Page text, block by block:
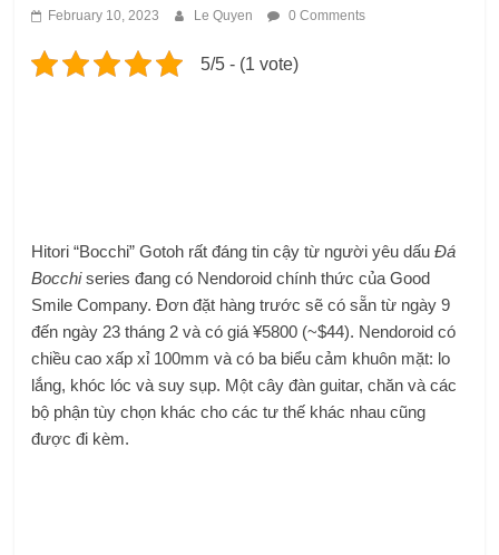
February 10, 2023 Le Quyen 0 Comments
5/5 - (1 vote)
Hitori “Bocchi” Gotoh rất đáng tin cậy từ người yêu dấuĐá
Bocchiseries đang có Nendoroid chính thức của Good
Smile Company. Đơn đặt hàng trước sẽ có sẵn từ ngày 9
đến ngày 23 tháng 2 và có giá ¥5800 (~$44). Nendoroid có
chiều cao xấp xỉ 100mm và có ba biểu cảm khuôn mặt: lo
lắng, khóc lóc và suy sụp. Một cây đàn guitar, chăn và các
bộ phận tùy chọn khác cho các tư thế khác nhau cũng
được đi kèm.